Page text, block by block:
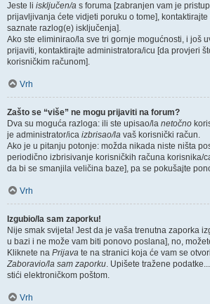
Jeste li isključen/a s foruma [zabranjen vam je
prijavljivanja ćete vidjeti poruku o tome],
saznate razlog(e) isključenja].
Ako ste eliminirao/la sve tri gornje mogućnosti, i još
prijaviti, kontaktirajte administratora/icu [da provjeri
korisničkim računom].
Vrh
Zašto se “više” ne mogu prijaviti na forum?
Dva su moguća razloga: ili ste upisao/la netočno
je administrator/ica izbrisao/la vaš korisnički račun.
Ako je u pitanju potonje: možda nikada niste ništa
periodično izbrisivanje korisničkih računa korisnika/
da bi se smanjila veličina baze], pa se pokušajte
Vrh
Izgubio/la sam zaporku!
Nije smak svijeta! Jest da je vaša trenutna zaporka
u bazi i ne može vam biti ponovo poslana], no,
Kliknete na Prijava te na stranici koja će vam se
Zaboravio/la sam zaporku. Upišete tražene
stići elektroničkom poštom.
Vrh